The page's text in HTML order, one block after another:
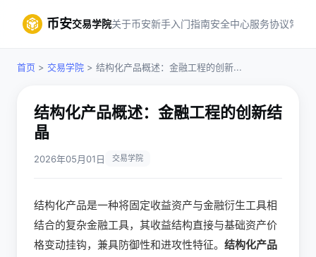
币安交易学院关于币安新手入门指南安全中心服务协议常见
首页 > 交易学院 > 结构化产品概述：金融工程的创新...
结构化产品概述：金融工程的创新结
晶
2026年05月01日 交易学院
结构化产品是一种将固定收益资产与金融衍生工具相
结合的复杂金融工具，其收益结构直接与基础资产价
格变动挂钩，兼具防御性和进攻性特征。 结构化产品